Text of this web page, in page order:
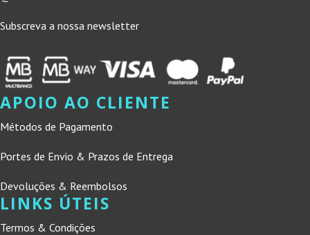
Subscreva a nossa newsletter
APOIO AO CLIENTE
Métodos de Pagamento
Portes de Envio & Prazos de Entrega
Devoluções & Reembolsos
LINKS ÚTEIS
Termos & Condições